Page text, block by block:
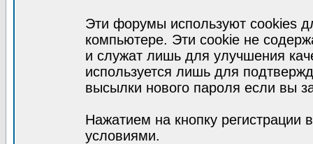
Эти форумы используют cookies
компьютере. Эти cookie не
и служат лишь для улучшения
используется лишь для
высылки нового пароля если вы
Нажатием на кнопку регистрации
условиями.